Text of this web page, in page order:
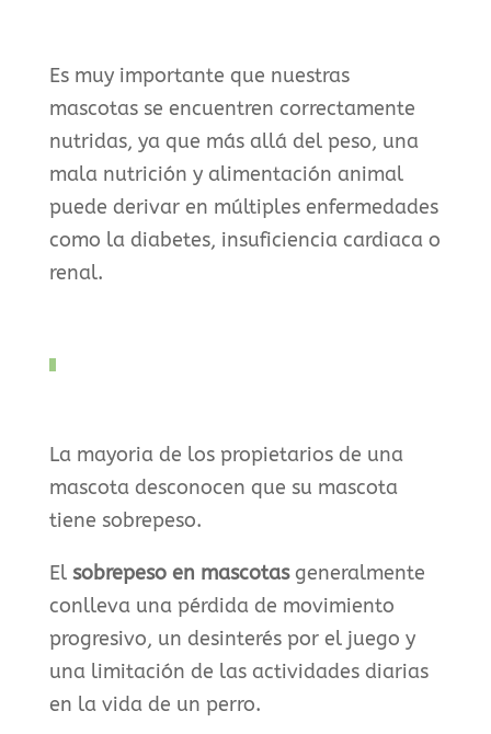
Es muy importante que nuestras
mascotas se encuentren correctamente
nutridas, ya que más allá del peso, una
mala nutrición y alimentación animal
puede derivar en múltiples enfermedades
como la diabetes, insuficiencia cardiaca o
renal.
La mayoria de los propietarios de una
mascota desconocen que su mascota
tiene sobrepeso.
El sobrepeso en mascotasgeneralmente
conlleva una pérdida de movimiento
progresivo, un desinterés por el juego y
una limitación de las actividades diarias
en la vida de un perro.